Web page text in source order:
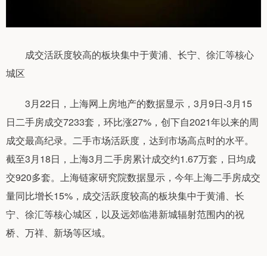
成交活跃度较高的板块集中于黄浦、长宁、徐汇等核心
城区
3月22日，上海网上房地产的数据显示，3月9日-3月15
日二手房成交7233套，环比涨27%，创下自2021年以来的周
成交最高纪录。二手市场活跃度，达到市场高点时的水平。
截至3月18日，上海3月二手房累计成交约1.67万套，日均成
交920多套。上海链家研究院数据显示，今年上海二手房成交
量同比增长15%，成交活跃度较高的板块集中于黄浦、长
宁、徐汇等核心城区，以及远郊临港新城辐射范围内的祝
桥、万祥、新场等区域。